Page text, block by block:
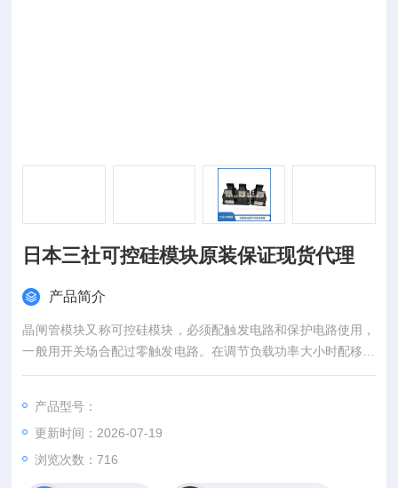
日本三社可控硅模块原装保证现货代理
产品简介
晶闸管模块又称可控硅模块，必须配触发电路和保护电路使用，
一般用开关场合配过零触发电路。在调节负载功率大小时配移相
触发电路来控制可控硅导通角大小改变负载大小，整流管模块一
产品型号：
更新时间：2026-07-19
浏览次数：716